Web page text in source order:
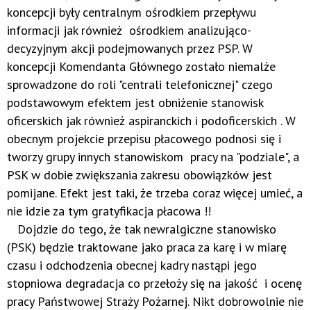
koncepcji były centralnym ośrodkiem przepływu
informacji jak również ośrodkiem analizująco-
decyzyjnym akcji podejmowanych przez PSP. W
koncepcji Komendanta Głównego zostało niemalże
sprowadzone do roli "centrali telefonicznej" czego
podstawowym efektem jest obniżenie stanowisk
oficerskich jak również aspiranckich i podoficerskich . W
obecnym projekcie przepisu płacowego podnosi się i
tworzy grupy innych stanowiskom pracy na "podziale", a
PSK w dobie zwiększania zakresu obowiązków jest
pomijane. Efekt jest taki, że trzeba coraz więcej umieć, a
nie idzie za tym gratyfikacja płacowa !!
Dojdzie do tego, że tak newralgiczne stanowisko
(PSK) będzie traktowane jako praca za karę i w miarę
czasu i odchodzenia obecnej kadry nastąpi jego
stopniowa degradacja co przełoży się na jakość i ocenę
pracy Państwowej Straży Pożarnej. Nikt dobrowolnie nie